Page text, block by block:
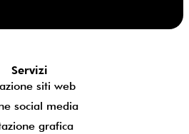
Servizi
siti web
social media
grafica